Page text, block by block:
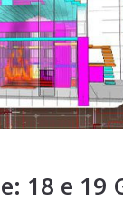
18 e 19